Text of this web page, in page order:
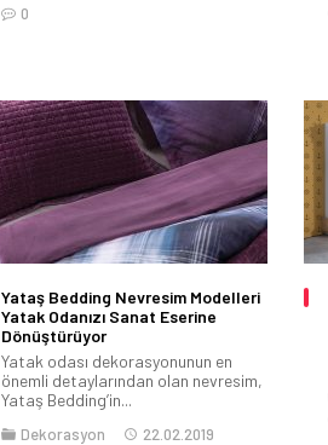
0
Yataş Bedding Nevresim Modelleri
Yatak Odanızı Sanat Eserine
Dönüştürüyor
Yatak odası dekorasyonunun en
önemli detaylarından olan nevresim,
Yataş Bedding’in...
Dekorasyon
22.02.2019